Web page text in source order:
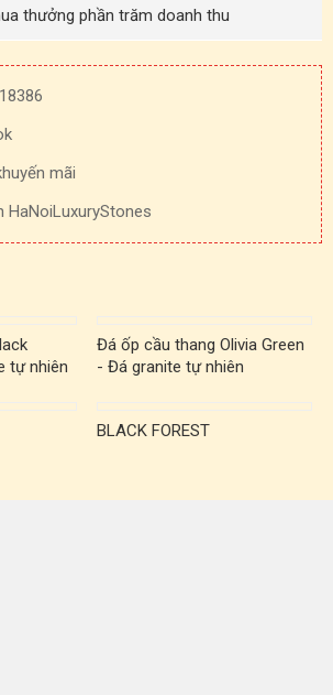
thưởng phần trăm doanh thu
mãi
HaNoiLuxuryStones
tự nhiên
Đá ốp cầu thang Olivia Green
- Đá granite tự nhiên
BLACK FOREST